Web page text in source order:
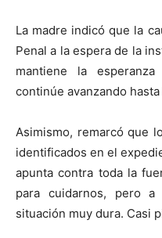
La madre indicó que la
Penal a la espera de la
mantiene la
continúe avanzando
Asimismo, remarcó que
identificados en el
apunta contra toda la
para cuidarnos, pero
situación muy dura. Casi